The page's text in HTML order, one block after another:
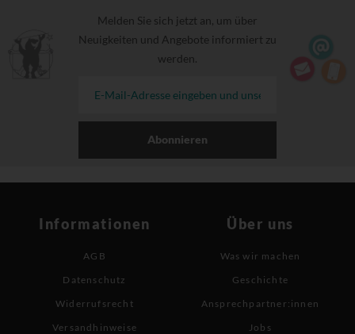
Melden Sie sich jetzt an, um über
Neuigkeiten und Angebote informiert zu
werden.
Abonnieren
Informationen
AGB
Datenschutz
Widerrufsrecht
Versandhinweise
Über uns
Was wir machen
Geschichte
Ansprechpartner:innen
Jobs